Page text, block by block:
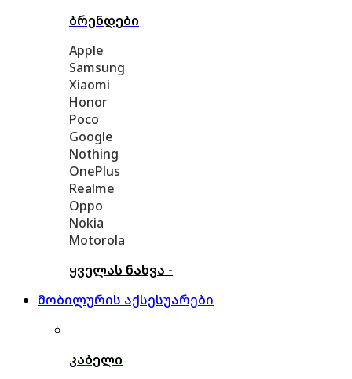
ბრენდები
Apple
Samsung
Xiaomi
Honor
Poco
Google
Nothing
OnePlus
Realme
Oppo
Nokia
Motorola
ყველას ნახვა -
მობილურის აქსესუარები
კაბელი